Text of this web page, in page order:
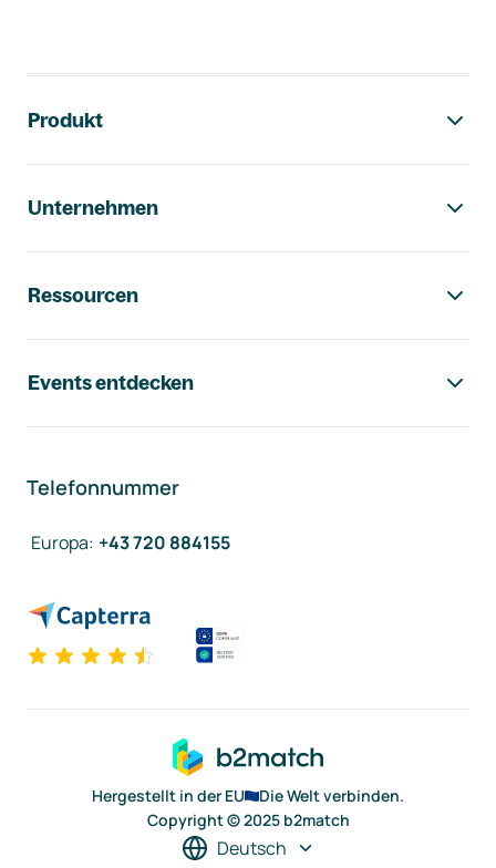
Produkt
Unternehmen
Ressourcen
Events entdecken
Telefonnummer
Europa: +43 720 884155
Hergestellt in der EU
Die Welt verbinden.
Copyright © 2025 b2match
Deutsch